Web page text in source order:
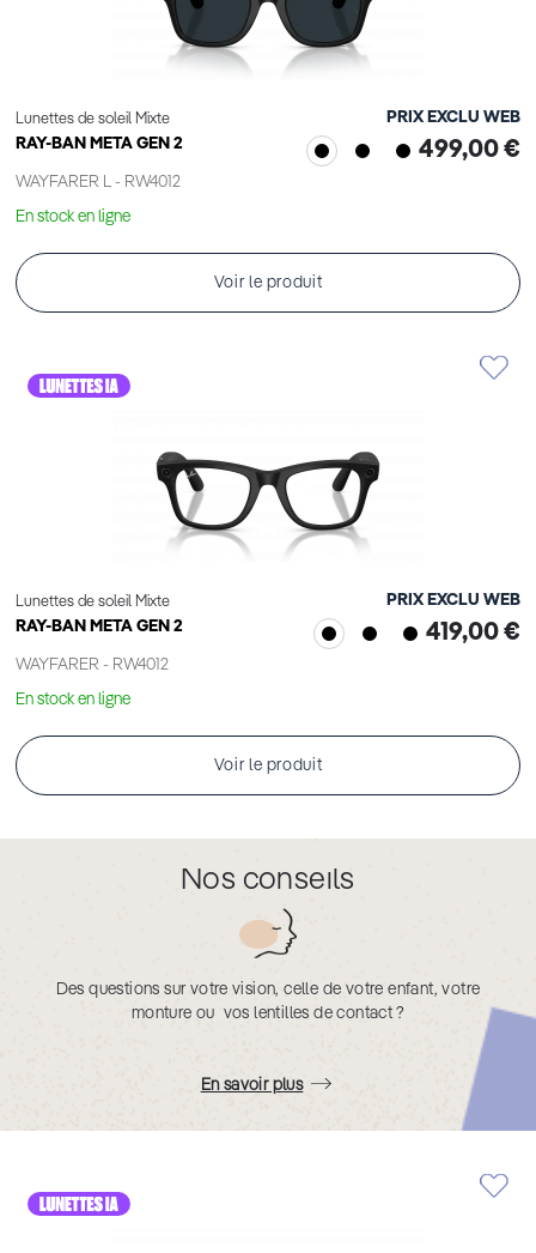
Lunettes de soleil Mixte
RAY-BAN META GEN 2
WAYFARER L - RW4012
PRIX EXCLU WEB
499,00 €
En stock en ligne
Voir le produit
Lunettes de soleil Mixte
RAY-BAN META GEN 2
WAYFARER - RW4012
PRIX EXCLU WEB
419,00 €
En stock en ligne
Voir le produit
Nos conseils
Des questions sur votre vision, celle de votre enfant, votre
monture ou vos lentilles de contact ?
En savoir plus